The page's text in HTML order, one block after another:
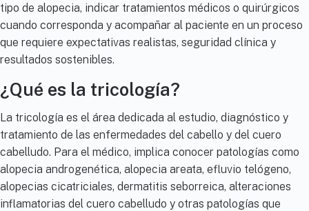
tipo de alopecia, indicar tratamientos médicos o quirúrgicos
cuando corresponda y acompañar al paciente en un proceso
que requiere expectativas realistas, seguridad clínica y
resultados sostenibles.
¿Qué es la tricología?
La tricología es el área dedicada al estudio, diagnóstico y
tratamiento de las enfermedades del cabello y del cuero
cabelludo. Para el médico, implica conocer patologías como
alopecia androgenética, alopecia areata, efluvio telógeno,
alopecias cicatriciales, dermatitis seborreica, alteraciones
inflamatorias del cuero cabelludo y otras patologías que